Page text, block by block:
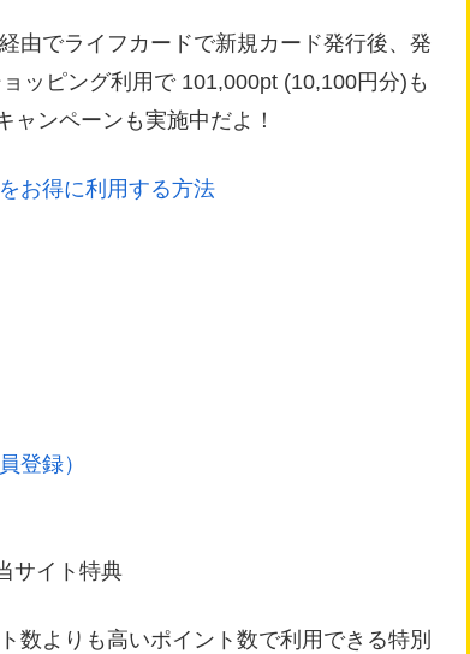
由でライフカードで新規カード発行後、発
ッピング利用で 101,000pt (10,100円分)も
ャンペーンも実施中だよ！
お得に利用する方法
登録）
サイト特典
数よりも高いポイント数で利用できる特別